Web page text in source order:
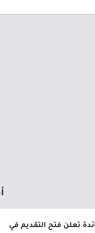
تعلن فتح التقديم في